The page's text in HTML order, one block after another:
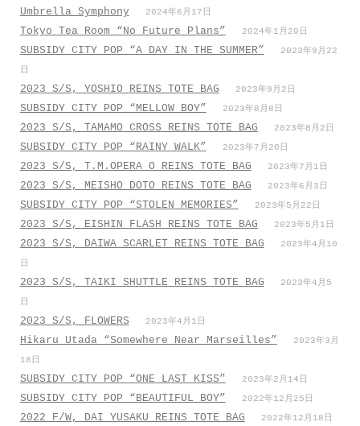
Umbrella Symphony 2024年6月17日
Tokyo Tea Room “No Future Plans” 2024年1月20日
SUBSIDY CITY POP “A DAY IN THE SUMMER”
2023年9月22
日
2023 S/S, YOSHIO REINS TOTE BAG 2023年9月2日
SUBSIDY CITY POP “MELLOW BOY” 2023年8月8日
2023 S/S, TAMAMO CROSS REINS TOTE BAG 2023年8月2日
SUBSIDY CITY POP “RAINY WALK” 2023年7月20日
2023 S/S, T.M.OPERA O REINS TOTE BAG 2023年7月1日
2023 S/S, MEISHO DOTO REINS TOTE BAG 2023年6月3日
SUBSIDY CITY POP “STOLEN MEMORIES” 2023年5月22日
2023 S/S, EISHIN FLASH REINS TOTE BAG 2023年5月1日
2023 S/S, DAIWA SCARLET REINS TOTE BAG
2023年4月10
日
2023 S/S, TAIKI SHUTTLE REINS TOTE BAG
2023年4月5
日
2023 S/S, FLOWERS 2023年4月1日
Hikaru Utada “Somewhere Near Marseilles”
2023年3月
18日
SUBSIDY CITY POP “ONE LAST KISS” 2023年2月14日
SUBSIDY CITY POP “BEAUTIFUL BOY” 2022年12月25日
2022 F/W, DAI YUSAKU REINS TOTE BAG 2022年12月18日